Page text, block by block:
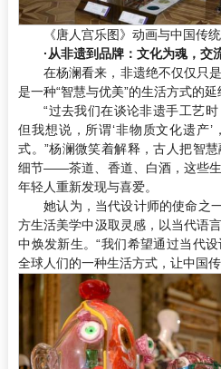
《唐人宫乐图》动画与中国传
·从非遗到品牌：文化为魂，交
在杨澜看来，非遗绝不仅仅只
是一种“智慧与优美”的生活方式的延
“过去我们在谈论非遗手工艺
但我想说，所谓‘非物质文化遗产
式。”杨澜微笑着解释，古人把智
细节——茶道、香道、白酒，这些
年轻人重新发现与喜爱。
她认为，当代设计师的使命之
方生活美学中汲取灵感，以当代语
中焕发新生。“我们希望通过当代
全球人们的一种生活方式，让中国